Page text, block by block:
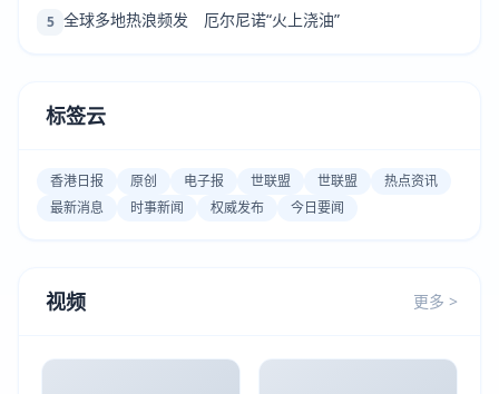
5 全球多地热浪频发 厄尔尼诺“火上浇油”
标签云
香港日报 原创 电子报 世联盟 世联盟
热点资讯
最新消息
时事新闻 权威发布 今日要闻
视频 更多 >